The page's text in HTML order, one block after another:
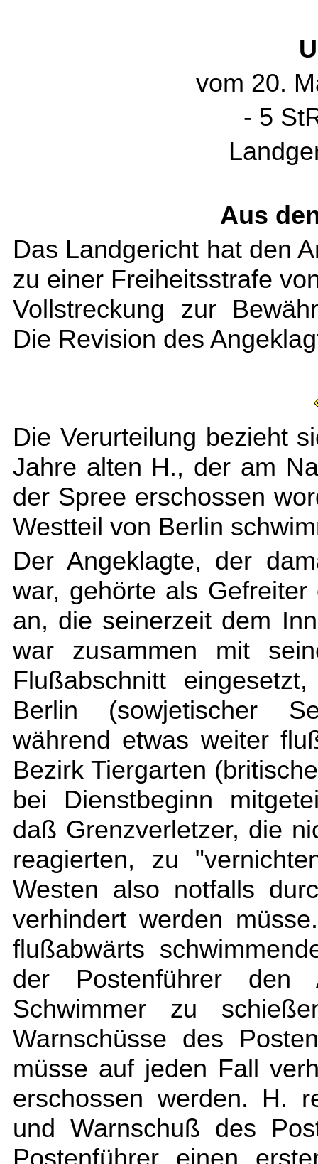
vom 20.
- 5
Aus
Das Landgericht hat den
zu einer Freiheitsstrafe
Vollstreckung zur
Die Revision des
Die Verurteilung bezieht
Jahre alten H., der am
der Spree erschossen
Westteil von Berlin
Der Angeklagte, der
war, gehörte als
an, die seinerzeit dem
war zusammen mit
Flußabschnitt
Berlin (sowjetischer
während etwas weiter
Bezirk Tiergarten
bei Dienstbeginn
daß Grenzverletzer, die
reagierten, zu
Westen also notfalls
verhindert werden
flußabwärts
der Postenführer den
Schwimmer zu
Warnschüsse des
müsse auf jeden Fall
erschossen werden. H.
und Warnschuß des
Postenführer einen